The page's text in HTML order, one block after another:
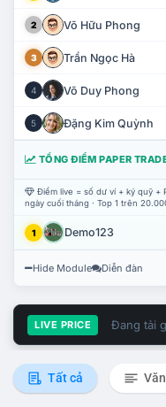
2 Võ Hữu Phong
3 Trần Ngọc Hà
4 Võ Duy Phong
5 Đặng Kim Quỳnh
TỔNG ĐIỂM PAPER
Điểm live = số dư ví + ký quỹ +
ngày cuối tháng · Top 1 trên
1 Demo123
Hide Module Diễn đàn
LIVE PRICE Đang tải
Tất cả